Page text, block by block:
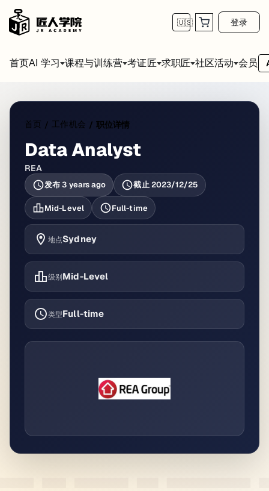
🇺🇸 登录
首页AI 学习 课程与训练营 考证匠 求职匠 社区活动 会员
首页 / 工作机会 / 职位详情
Data Analyst
REA
发布3 years ago 截止2023/12/25
Mid-Level Full-time
地点Sydney
级别Mid-Level
类型Full-time